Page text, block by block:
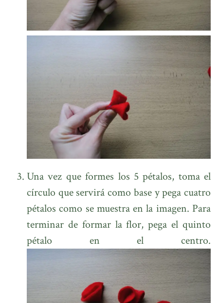
Una vez que formes los 5 pétalos, toma el
círculo que servirá como base y pega cuatro
pétalos como se muestra en la imagen. Para
terminar de formar la flor, pega el quinto
pétalo en el centro.